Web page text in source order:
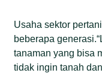
Usaha sektor
beberapa
tanaman yang bisa
tidak ingin tanah